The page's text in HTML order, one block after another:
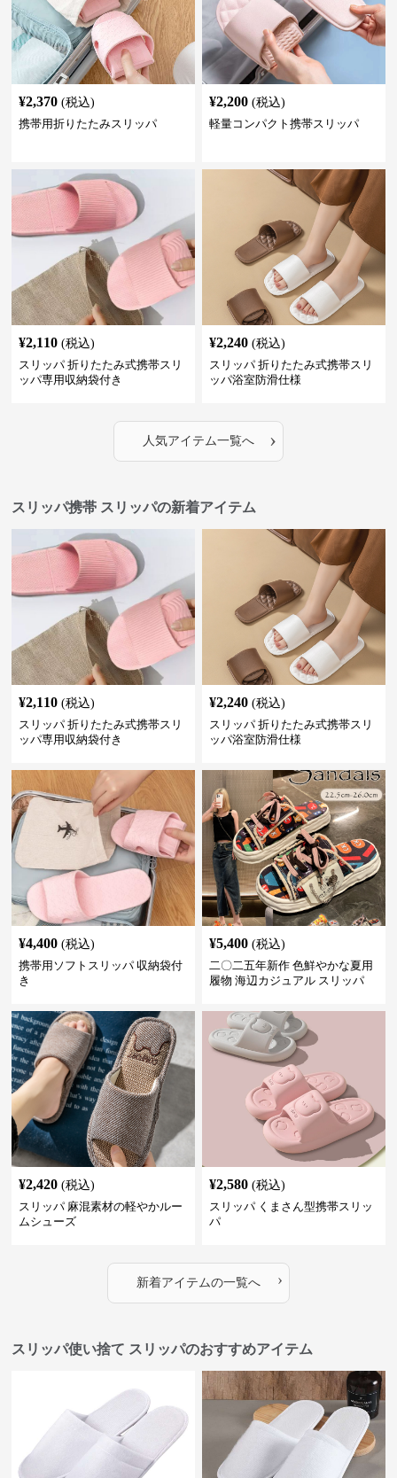
¥2,370 (税込)
携帯用折りたたみスリッパ
¥2,200 (税込)
軽量コンパクト携帯スリッパ
¥2,110 (税込)
スリッパ 折りたたみ式携帯スリ
ッパ専用収納袋付き
¥2,240 (税込)
スリッパ 折りたたみ式携帯スリ
ッパ浴室防滑仕様
人気アイテム一覧へ ›
スリッパ携帯 スリッパの新着アイテム
¥2,110 (税込)
スリッパ 折りたたみ式携帯スリ
ッパ専用収納袋付き
¥2,240 (税込)
スリッパ 折りたたみ式携帯スリ
ッパ浴室防滑仕様
¥4,400 (税込)
携帯用ソフトスリッパ 収納袋付
き
¥5,400 (税込)
二〇二五年新作 色鮮やかな夏用
履物 海辺カジュアル スリッパ
¥2,420 (税込)
スリッパ 麻混素材の軽やかルー
ムシューズ
¥2,580 (税込)
スリッパ くまさん型携帯スリッ
パ
新着アイテムの一覧へ ›
スリッパ使い捨て スリッパのおすすめアイテム